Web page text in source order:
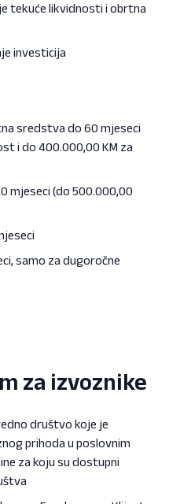
tekuće likvidnosti i obrtna
investicija
sredstva do 60 mjeseci
i do 400.000,00 KM za
mjeseci (do 500.000,00
samo za dugoročne
za izvoznike
društvo koje je
prihoda u poslovnim
za koju su dostupni